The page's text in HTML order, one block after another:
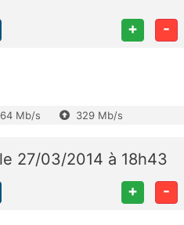
+ -
Mb/s 329 Mb/s
le 27/03/2014 à 18h43
+ -